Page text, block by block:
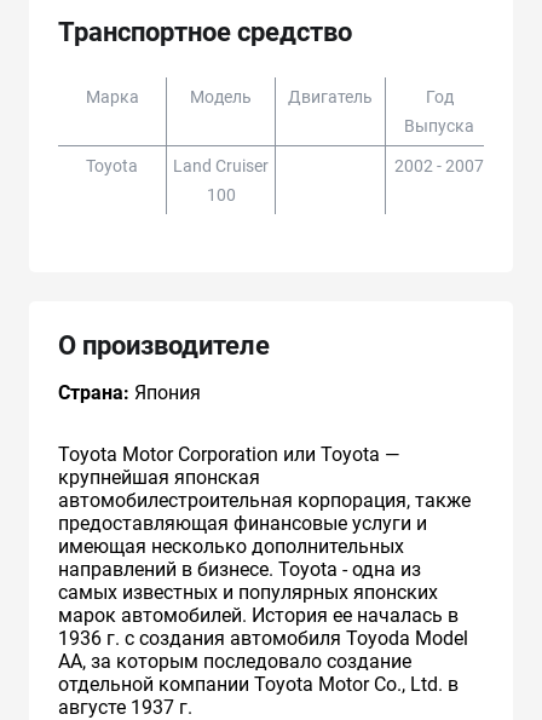
Транспортное средство
Марка Модель Двигатель
Год
Выпуска
Toyota
Land Cruiser
100
2002 - 2007
О производителе
Страна: Япония
Toyota Motor Corporation или Toyota —
крупнейшая японская
автомобилестроительная корпорация, также
предоставляющая финансовые услуги и
имеющая несколько дополнительных
направлений в бизнесе. Toyota - одна из
самых известных и популярных японских
марок автомобилей. История ее началась в
1936 г. с создания автомобиля Toyoda Model
AA, за которым последовало создание
отдельной компании Toyota Motor Co., Ltd. в
августе 1937 г.